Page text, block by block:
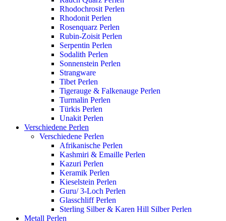
Rhodochrosit Perlen
Rhodonit Perlen
Rosenquarz Perlen
Rubin-Zoisit Perlen
Serpentin Perlen
Sodalith Perlen
Sonnenstein Perlen
Strangware
Tibet Perlen
Tigerauge & Falkenauge Perlen
Turmalin Perlen
Türkis Perlen
Unakit Perlen
Verschiedene Perlen
Verschiedene Perlen
Afrikanische Perlen
Kashmiri & Emaille Perlen
Kazuri Perlen
Keramik Perlen
Kieselstein Perlen
Guru/ 3-Loch Perlen
Glasschliff Perlen
Sterling Silber & Karen Hill Silber Perlen
Metall Perlen